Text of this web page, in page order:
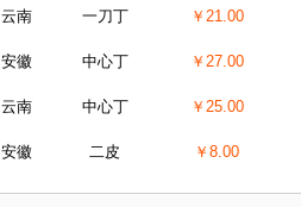
云南 一刀丁 ￥21.00
安徽 中心丁 ￥27.00
云南 中心丁 ￥25.00
安徽 二皮 ￥8.00